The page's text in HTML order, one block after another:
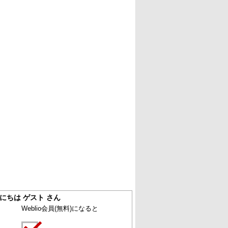
ちは ゲスト さん
Weblio会員(無料)になると